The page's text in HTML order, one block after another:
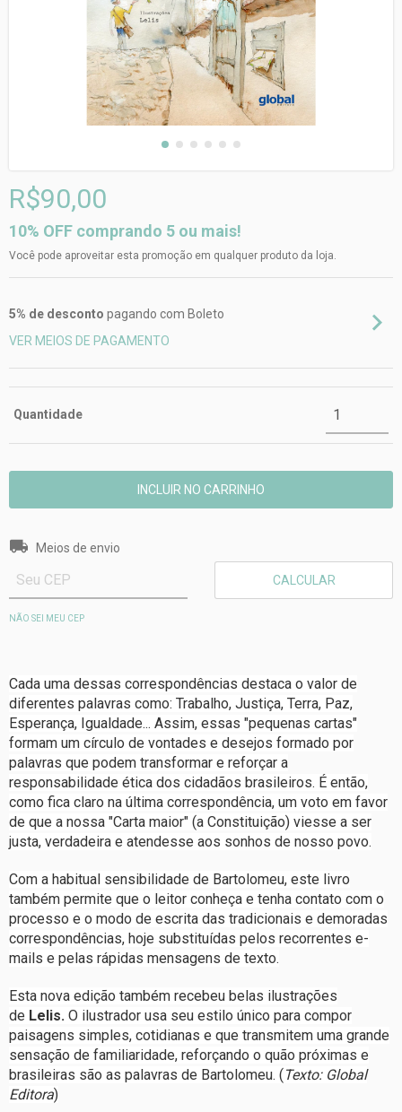
R$90,00
10% OFF comprando 5 ou mais!
Você pode aproveitar esta promoção em qualquer produto da loja.
5% de desconto pagando com Boleto
VER MEIOS DE PAGAMENTO
Quantidade
Entregas para o CEP:
Meios de envio
CALCULAR
NÃO SEI MEU CEP
Cada uma dessas correspondências destaca o valor de
diferentes palavras como: Trabalho, Justiça, Terra, Paz,
Esperança, Igualdade... Assim, essas "pequenas cartas"
formam um círculo de vontades e desejos formado por
palavras que podem transformar e reforçar a
responsabilidade ética dos cidadãos brasileiros. É então,
como fica claro na última correspondência, um voto em favor
de que a nossa "Carta maior" (a Constituição) viesse a ser
justa, verdadeira e atendesse aos sonhos de nosso povo.
Com a habitual sensibilidade de Bartolomeu, este livro
também permite que o leitor conheça e tenha contato com o
processo e o modo de escrita das tradicionais e demoradas
correspondências, hoje substituídas pelos recorrentes e-
mails e pelas rápidas mensagens de texto.
Esta nova edição também recebeu belas ilustrações
de Lelis. O ilustrador usa seu estilo único para compor
paisagens simples, cotidianas e que transmitem uma grande
sensação de familiaridade, reforçando o quão próximas e
brasileiras são as palavras de Bartolomeu. (Texto: Global
Editora)